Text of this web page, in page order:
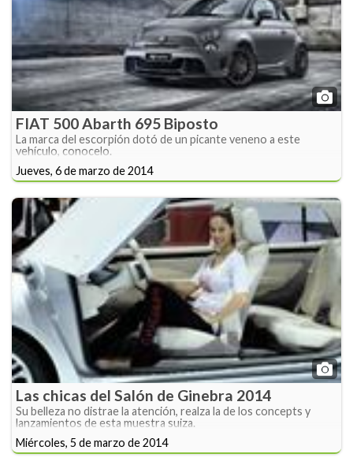
FIAT 500 Abarth 695 Biposto
La marca del escorpión dotó de un picante veneno a este
vehículo, conocelo.
Jueves, 6 de marzo de 2014
Las chicas del Salón de Ginebra 2014
Su belleza no distrae la atención, realza la de los concepts y
lanzamientos de esta muestra suiza.
Miércoles, 5 de marzo de 2014